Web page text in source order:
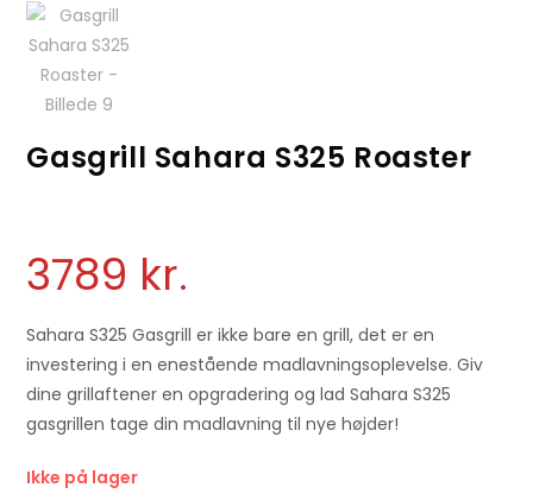
Gasgrill Sahara S325 Roaster
3789 kr.
Sahara S325 Gasgrill er ikke bare en grill, det er en
investering i en enestående madlavningsoplevelse. Giv
dine grillaftener en opgradering og lad Sahara S325
gasgrillen tage din madlavning til nye højder!
Ikke på lager